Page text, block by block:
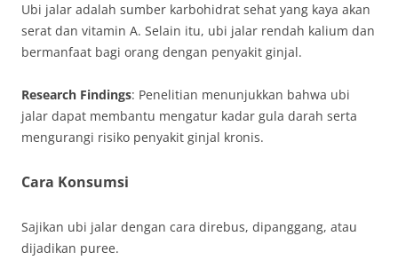
Ubi jalar adalah sumber karbohidrat sehat yang kaya akan
serat dan vitamin A. Selain itu, ubi jalar rendah kalium dan
bermanfaat bagi orang dengan penyakit ginjal.
Research Findings: Penelitian menunjukkan bahwa ubi
jalar dapat membantu mengatur kadar gula darah serta
mengurangi risiko penyakit ginjal kronis.
Cara Konsumsi
Sajikan ubi jalar dengan cara direbus, dipanggang, atau
dijadikan puree.